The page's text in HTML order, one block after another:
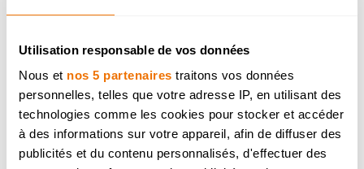
Utilisation responsable de vos données
Nous et nos 5 partenaires traitons vos données
personnelles, telles que votre adresse IP, en utilisant des
technologies comme les cookies pour stocker et accéder
à des informations sur votre appareil, afin de diffuser des
publicités et du contenu personnalisés, d'effectuer des
Cuisine blanche au style
moderne classique
Design astucieux aux